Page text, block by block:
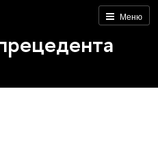
Меню